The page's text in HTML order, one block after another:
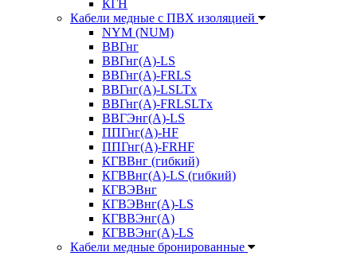
КГН
Кабели медные с ПВХ изоляцией
NYM (NUM)
ВВГнг
ВВГнг(А)-LS
ВВГнг(А)-FRLS
ВВГнг(A)-LSLTx
ВВГнг(A)-FRLSLTx
ВВГЭнг(А)-LS
ППГнг(А)-HF
ППГнг(А)-FRHF
КГВВнг (гибкий)
КГВВнг(А)-LS (гибкий)
КГВЭВнг
КГВЭВнг(А)-LS
КГВВЭнг(А)
КГВВЭнг(А)-LS
Кабели медные бронированные